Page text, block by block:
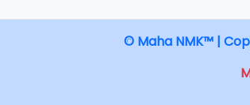
© Maha NMK™ |